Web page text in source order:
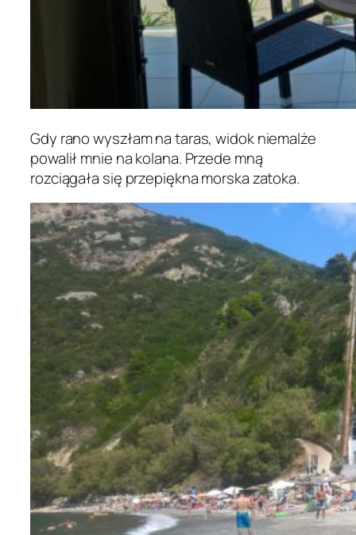
Gdy rano wyszłam na taras, widok niemalże
powalił mnie na kolana. Przede mną
rozciągała się przepiękna morska zatoka.